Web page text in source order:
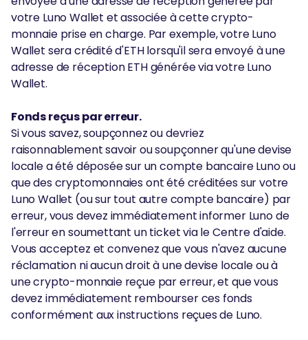
votre Luno Wallet et associée à cette crypto-
monnaie prise en charge. Par exemple, votre Luno
Wallet sera crédité d'ETH lorsqu'il sera envoyé à une
adresse de réception ETH générée via votre Luno
Wallet.
Fonds reçus par erreur.
Si vous savez, soupçonnez ou devriez
raisonnablement savoir ou soupçonner qu'une devise
locale a été déposée sur un compte bancaire Luno ou
que des cryptomonnaies ont été créditées sur votre
Luno Wallet (ou sur tout autre compte bancaire) par
erreur, vous devez immédiatement informer Luno de
l'erreur en soumettant un ticket via le Centre d'aide.
Vous acceptez et convenez que vous n'avez aucune
réclamation ni aucun droit à une devise locale ou à
une crypto-monnaie reçue par erreur, et que vous
devez immédiatement rembourser ces fonds
conformément aux instructions reçues de Luno.